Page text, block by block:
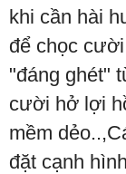
khi cần hài
để chọc
"đáng ghét"
cười hở lợi
mềm
đặt cạnh